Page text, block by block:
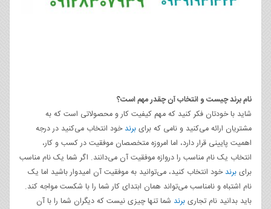
نام برند چیست و انتخاب آن چقدر مهم است؟
شاید با خودتان فکر کنید که مهم کیفیت کار و محصولاتی است که به
مشتریان ارائه می‌کنید و نامی که برایبرندخود انتخاب می‌کنید در درجه
اهمیت پایینی قرار دارد، اما امروزه متخصصان موفقیت در کسب و کار،
انتخاب یک نام مناسب را دروازه موفقیت آن می‌دانند. اگر شما یک نام مناسب
برایبرندخود انتخاب کنید، می‌توانید به موفقیت آن امیدوار باشید اما یک
نام اشتباه و نامناسب می‌تواند همان ابتدای کار شما را با شکست مواجه کند.
باید بدانید نام تجاریبرند شما تنها چیزی نیست که دیگران شما را با آن